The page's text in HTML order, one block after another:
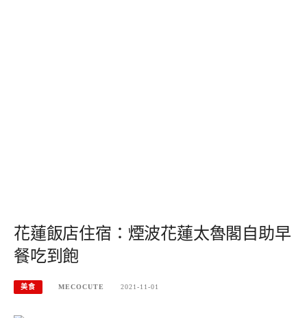
花蓮飯店住宿：煙波花蓮太魯閣自助早
餐吃到飽
美食 MECOCUTE 2021-11-01